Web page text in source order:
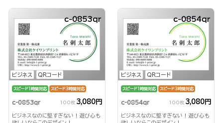
ビジネス QRコード
c-0853qr
スピード1時間対応 スピード3時間対応
c-0853qr 100枚 3,080円
ビジネスなのに堅すぎない！遊び心も
ビジネス QRコード
c-0854qr
スピード1時間対応 スピード3時間対応
c-0854qr 100枚 3,080円
ビジネスなのに堅すぎない！遊び心も